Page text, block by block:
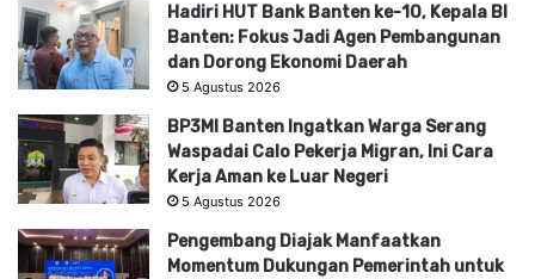
Hadiri HUT Bank Banten ke-10, Kepala BI
Banten: Fokus Jadi Agen Pembangunan
dan Dorong Ekonomi Daerah
5 Agustus 2026
BP3MI Banten Ingatkan Warga Serang
Waspadai Calo Pekerja Migran, Ini Cara
Kerja Aman ke Luar Negeri
5 Agustus 2026
Pengembang Diajak Manfaatkan
Momentum Dukungan Pemerintah untuk